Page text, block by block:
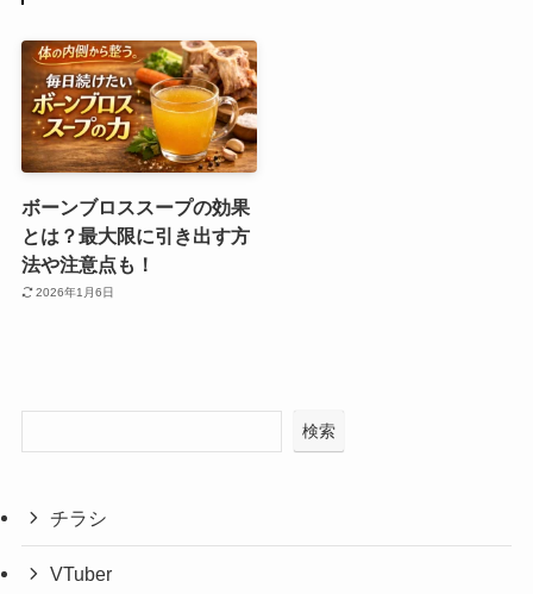
ボーンブロススープの効果
とは？最大限に引き出す方
法や注意点も！
2026年1月6日
検索
チラシ
VTuber